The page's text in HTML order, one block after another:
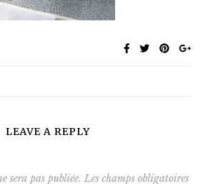
LEAVE A REPLY
sera pas publiée. Les champs obligatoires